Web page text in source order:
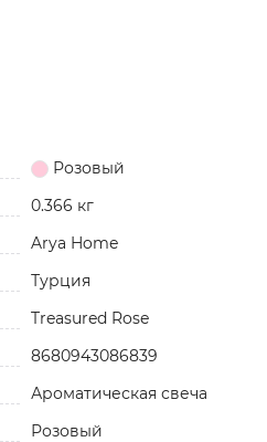
Розовый
0.366 кг
Arya Home
Турция
Treasured Rose
8680943086839
Ароматическая свеча
Розовый